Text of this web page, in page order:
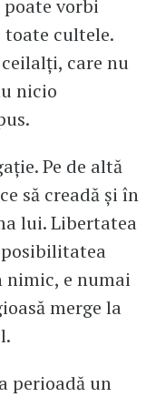
vorbi
toate cultele.
care nu
nicio
Pe de altă
să creadă și în
lui. Libertatea
nimic, e numai
merge la
perioadă un